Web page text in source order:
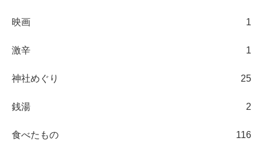
映画 1
激辛 1
神社めぐり 25
銭湯 2
食べたもの 116